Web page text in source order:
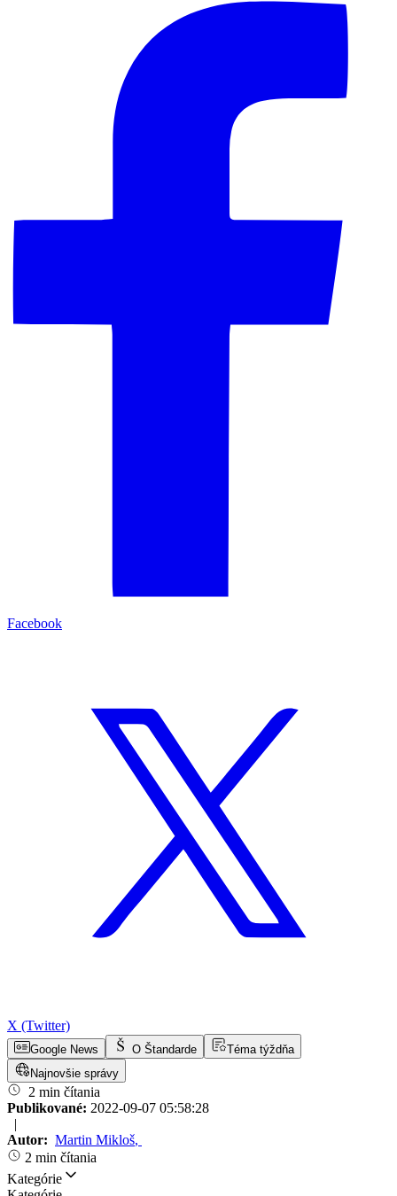
Facebook
X (Twitter)
Google News O Štandarde
Téma týždňa
Najnovšie správy
2 min čítania
Publikované: 2022-09-07 05:58:28
|
Autor: Martin Mikloš,
2 min čítania
Kategórie